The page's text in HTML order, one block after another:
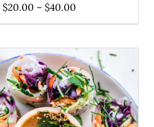
$20.00 – $40.00